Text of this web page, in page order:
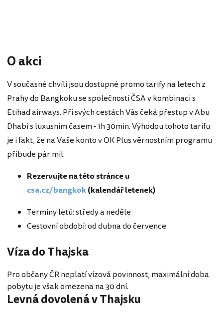
O akci
V současné chvíli jsou dostupné promo tarify na letech z
Prahy do Bangkoku se společností ČSA v kombinaci s
Etihad airways. Při svých cestách Vás čeká přestup v Abu
Dhabi s luxusním časem - 1h 30min. Výhodou tohoto tarifu
je i fakt, že na Vaše konto v OK Plus věrnostním programu
přibude pár mil.
Rezervujte na této stránce u
csa.cz/bangkok(kalendář letenek)
Termíny letů: středy a neděle
Cestovní období: od dubna do července
Víza do Thajska
Pro občany ČR neplatí vízová povinnost, maximální doba
pobytu je však omezena na 30 dní.
Levná dovolená v Thajsku